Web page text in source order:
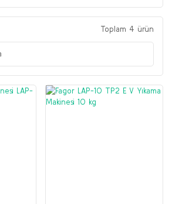
Toplam 4 ürün